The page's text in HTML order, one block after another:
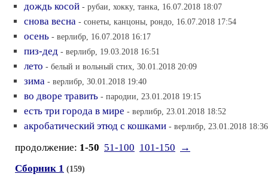
дождь косой - рубаи, хокку, танка, 16.07.2018 18:07
снова весна - сонеты, канцоны, рондо, 16.07.2018 17:54
осень - верлибр, 16.07.2018 16:17
пиз-дед - верлибр, 19.03.2018 16:51
лето - белый и вольный стих, 30.01.2018 20:09
зима - верлибр, 30.01.2018 19:40
во дворе травить - пародии, 23.01.2018 19:15
есть три города в мире - верлибр, 23.01.2018 18:52
акробатический этюд с кошками - верлибр, 23.01.2018 18:36
продолжение: 1-50 51-100 101-150
→
Сборник 1 (159)